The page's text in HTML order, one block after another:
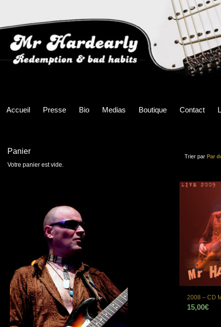
Accueil Presse Bio Medias Boutique Contact
Trier par Par
2008 – CD
15,00€
Panier
Votre panier est vide.